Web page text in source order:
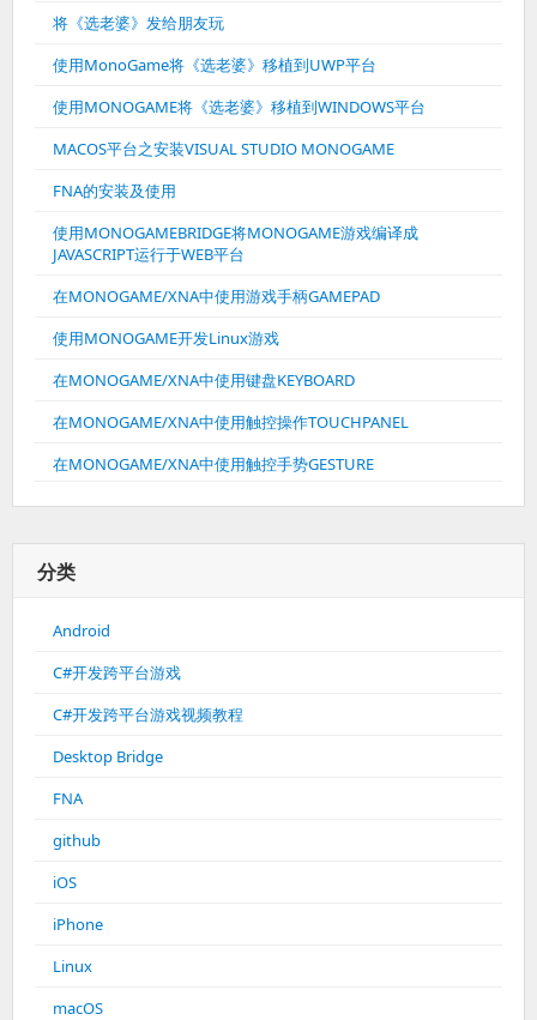
将《选老婆》发给朋友玩
使用MonoGame将《选老婆》移植到UWP平台
使用MONOGAME将《选老婆》移植到WINDOWS平台
MACOS平台之安装VISUAL STUDIO MONOGAME
FNA的安装及使用
使用MONOGAMEBRIDGE将MONOGAME游戏编译成
JAVASCRIPT运行于WEB平台
在MONOGAME/XNA中使用游戏手柄GAMEPAD
使用MONOGAME开发Linux游戏
在MONOGAME/XNA中使用键盘KEYBOARD
在MONOGAME/XNA中使用触控操作TOUCHPANEL
在MONOGAME/XNA中使用触控手势GESTURE
分类
Android
C#开发跨平台游戏
C#开发跨平台游戏视频教程
Desktop Bridge
FNA
github
iOS
iPhone
Linux
macOS